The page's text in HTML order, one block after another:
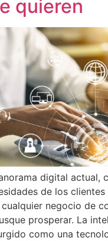
quieren
digital actual,
de los clientes
negocio de
prosperar. La
como una